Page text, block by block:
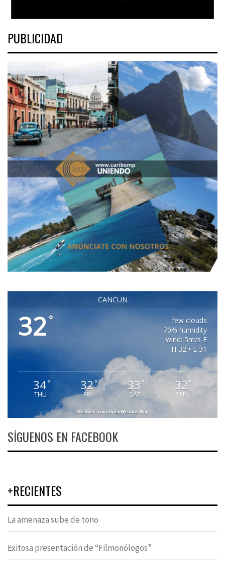
PUBLICIDAD
CANCUN
32 °
few clouds
70% humidity
wind: 5m/s E
H 32 • L 31
34°
THU
32°
FRI
33 °
SAT
32 °
SUN
Weather from OpenWeatherMap
SÍGUENOS EN FACEBOOK
+RECIENTES
La amenaza sube de tono
Exitosa presentación de “Filmonólogos”